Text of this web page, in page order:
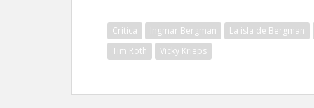
Crítica Ingmar Bergman La isla de Bergman
Tim Roth
Vicky Krieps